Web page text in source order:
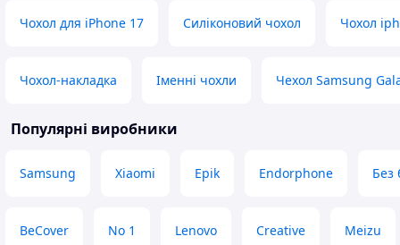
Чохол для iPhone 17 Силіконовий чохол Чохол
Чохол-накладка Іменні чохли Чехол Samsung
Популярні виробники
Samsung Xiaomi Epik Endorphone Без
BeCover No 1 Lenovo Creative Meizu